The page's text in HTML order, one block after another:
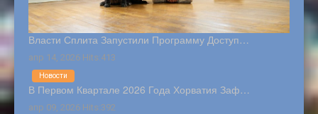
Власти Сплита Запустили Программу Доступ…
апр 14, 2026 Hits:413
В Первом Квартале 2026 Года Хорватия Заф…
апр 09, 2026 Hits:392
Новости